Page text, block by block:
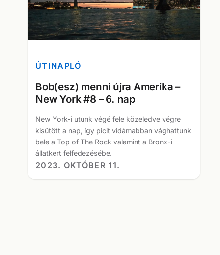
ÚTINAPLÓ
Bob(esz) menni újra Amerika –
New York #8 – 6. nap
New York-i utunk végé fele közeledve végre
kisütött a nap, így picit vidámabban vághattunk
bele a Top of The Rock valamint a Bronx-i
állatkert felfedezésébe.
2023. OKTÓBER 11.